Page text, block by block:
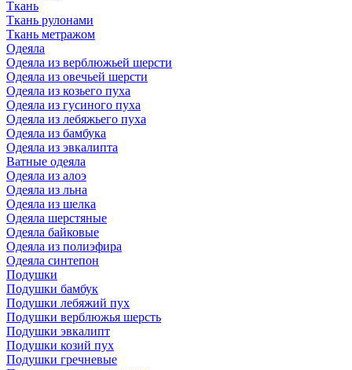
Ткань
Ткань рулонами
Ткань метражом
Одеяла
Одеяла из верблюжьей шерсти
Одеяла из овечьей шерсти
Одеяла из козьего пуха
Одеяла из гусиного пуха
Одеяла из лебяжьего пуха
Одеяла из бамбука
Одеяла из эвкалипта
Ватные одеяла
Одеяла из алоэ
Одеяла из льна
Одеяла из шелка
Одеяла шерстяные
Одеяла байковые
Одеяла из полиэфира
Одеяла синтепон
Подушки
Подушки бамбук
Подушки лебяжий пух
Подушки верблюжья шерсть
Подушки эвкалипт
Подушки козий пух
Подушки гречневые